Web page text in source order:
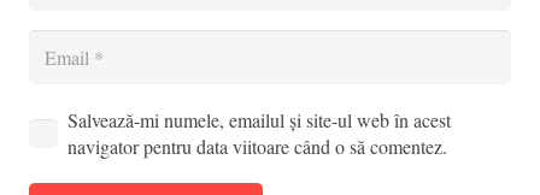
Salvează-mi numele, emailul și site-ul web în acest
navigator pentru data viitoare când o să comentez.